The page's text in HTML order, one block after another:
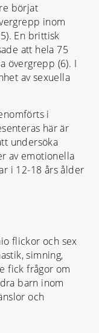
börjat
inom
En brittisk
att hela 75
övergrepp (6). I
av sexuella
i
här är
undersöka
av emotionella
i 12-18 års ålder
flickor och sex
simning,
fick frågor om
barn inom
och